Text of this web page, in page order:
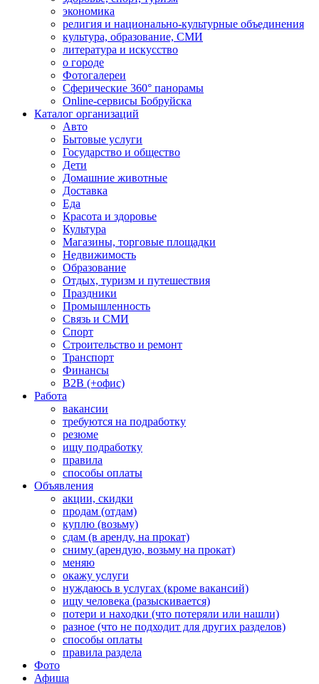
экономика
религия и национально-культурные объединения
культура, образование, СМИ
литература и искусство
о городе
Фотогалереи
Сферические 360° панорамы
Online-сервисы Бобруйска
Каталог организаций
Авто
Бытовые услуги
Государство и общество
Дети
Домашние животные
Доставка
Еда
Красота и здоровье
Культура
Магазины, торговые площадки
Недвижимость
Образование
Отдых, туризм и путешествия
Праздники
Промышленность
Связь и СМИ
Спорт
Строительство и ремонт
Транспорт
Финансы
B2B (+офис)
Работа
вакансии
требуются на подработку
резюме
ищу подработку
правила
способы оплаты
Объявления
акции, скидки
продам (отдам)
куплю (возьму)
сдам (в аренду, на прокат)
сниму (арендую, возьму на прокат)
меняю
окажу услуги
нуждаюсь в услугах (кроме вакансий)
ищу человека (разыскивается)
потери и находки (что потеряли или нашли)
разное (что не подходит для других разделов)
способы оплаты
правила раздела
Фото
Афиша